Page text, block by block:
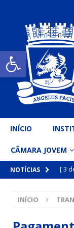
Open toolbar
INÍCIO
CÂMARA JOVEM
NOTÍCIAS [ 3
[
INÍCIO